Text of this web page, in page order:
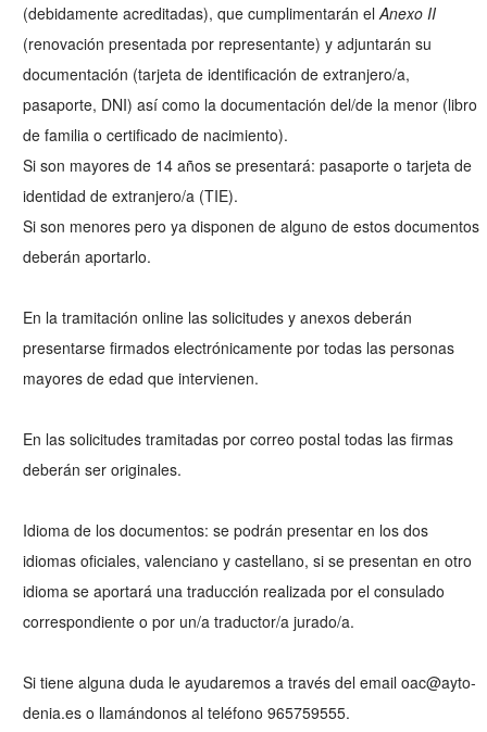
(debidamente acreditadas), que cumplimentarán el Anexo II
(renovación presentada por representante) y adjuntarán su
documentación (tarjeta de identificación de extranjero/a,
pasaporte, DNI) así como la documentación del/de la menor (libro
de familia o certificado de nacimiento).
Si son mayores de 14 años se presentará: pasaporte o tarjeta de
identidad de extranjero/a (TIE).
Si son menores pero ya disponen de alguno de estos documentos
deberán aportarlo.
En la tramitación online las solicitudes y anexos deberán
presentarse firmados electrónicamente por todas las personas
mayores de edad que intervienen.
En las solicitudes tramitadas por correo postal todas las firmas
deberán ser originales.
Idioma de los documentos: se podrán presentar en los dos
idiomas oficiales, valenciano y castellano, si se presentan en otro
idioma se aportará una traducción realizada por el consulado
correspondiente o por un/a traductor/a jurado/a.
Si tiene alguna duda le ayudaremos a través del email oac@ayto-
denia.es o llamándonos al teléfono 965759555.